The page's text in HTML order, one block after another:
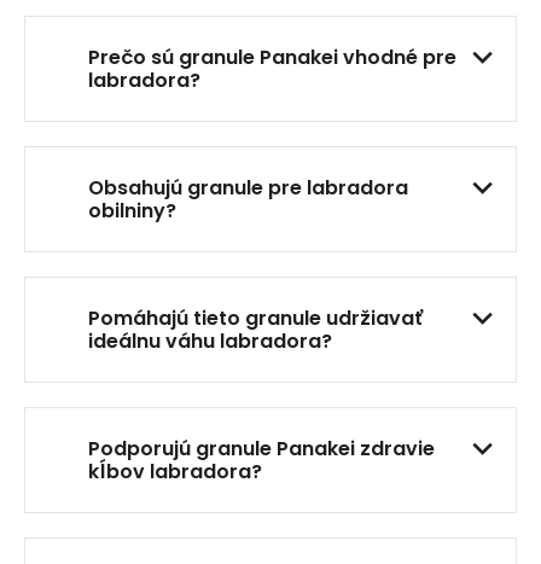
c
i
e
r
v
k
y
ý
p
i
s
Prečo sú granule Panakei vhodné pre
labradora?
Obsahujú granule pre labradora
obilniny?
Pomáhajú tieto granule udržiavať
ideálnu váhu labradora?
Podporujú granule Panakei zdravie
kĺbov labradora?